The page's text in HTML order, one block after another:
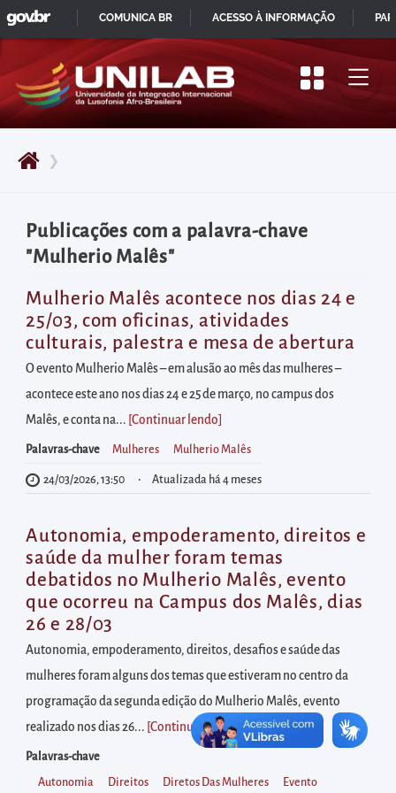
Pular
para
início
do
principal
Acessar
diretamente
o
menu
principal
Acessar
diretamente
à
área
para
realizar
internas
Acessar
diretamente
as
informações
postas
no
rodapé
❯
Publicações com a palavra-chave
"Mulherio Malês"
Mulherio Malês acontece nos dias 24 e
25/03, com oficinas, atividades
culturais, palestra e mesa de abertura
O evento Mulherio Malês – em alusão ao mês das mulheres –
acontece este ano nos dias 24 e 25 de março, no campus dos
Malês, e conta na... [Continuar lendo
Palavras-chave Mulheres Mulherio Malês
24/03/2026, 13:50 Atualizada há 4 meses
Autonomia, empoderamento, direitos e
saúde da mulher foram temas
debatidos no Mulherio Malês, evento
que ocorreu na Campus dos Malês, dias
26 e 28/03
Autonomia, empoderamento, direitos, desafios e saúde das
mulheres foram alguns dos temas que estiveram no centro da
programação da segunda edição do Mulherio Malês, evento
realizado nos dias 26... [Continuar lendo]
Palavras-chave
Autonomia Direitos Diretos Das Mulheres Evento
IR
PARA
CONTEÚDO
GOVBR
COMUNICA BR ACESSO À INFORMAÇÃO